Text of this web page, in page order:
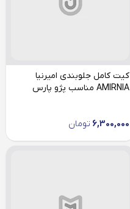
کیت کامل جلوبندی امیرنیا
AMIRNIA مناسب پژو پارس
6,300,000 تومان